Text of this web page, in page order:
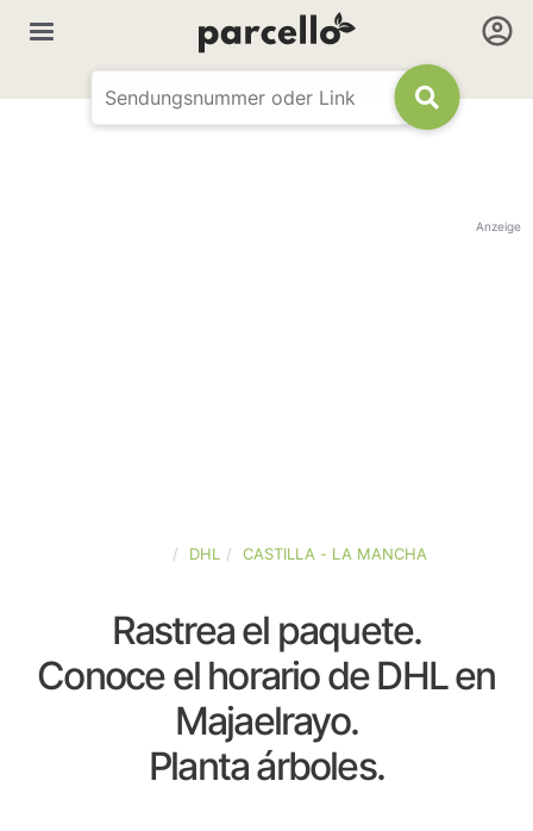
Anzeige
DHL CASTILLA - LA MANCHA
Rastrea el paquete.
Conoce el horario de DHL en
Majaelrayo.
Planta árboles.